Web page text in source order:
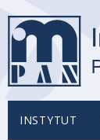
INSTYTUT